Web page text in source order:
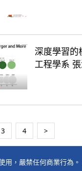
深度學習
工程學系
3 4 >
用，嚴禁任何商業行為。